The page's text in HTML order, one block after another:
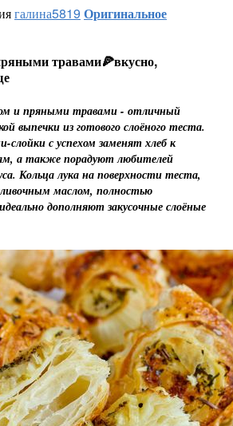
галина5819 Оригинальное
травами🍕вкусно,
и пряными травами - отличный
выпечки из готового слоёного теста.
с успехом заменят хлеб к
а также порадуют любителей
Кольца лука на поверхности теста,
маслом, полностью
дополняют закусочные слоёные